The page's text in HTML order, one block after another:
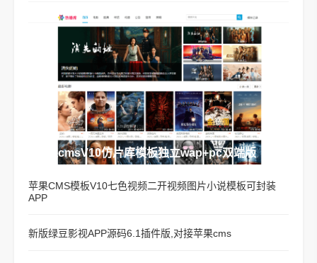
苹果cmsV10仿片库模板独立wap+pc双端版
苹果CMS模板V10七色视频二开视频图片小说模板可封装
APP
新版绿豆影视APP源码6.1插件版,对接苹果cms